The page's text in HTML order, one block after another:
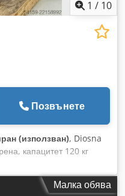
1 / 10
Позвънете
(използван), Diosna
капацитет 120 кг
колела и
Alxok Дигитален
колела.
Малка обява